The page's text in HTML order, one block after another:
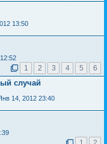
13:50
1 2 3 4 5 6
случай
14, 2012 23:40